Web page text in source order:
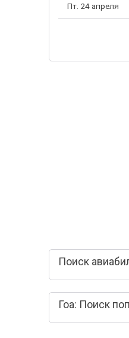
Пт. 24 апреля
Поиск
Гоа: Поиск